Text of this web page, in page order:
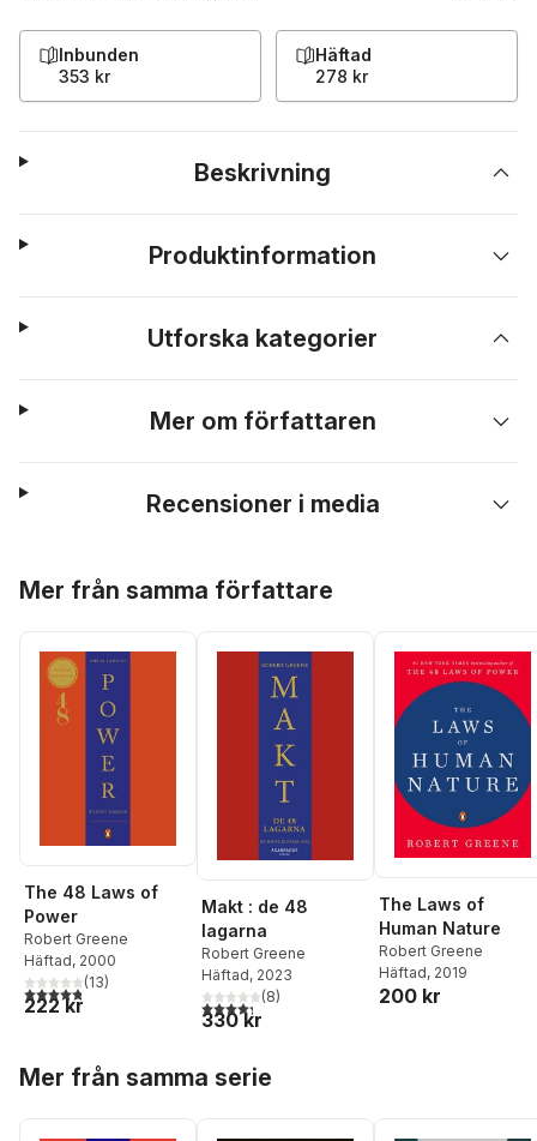
Inbunden
353 kr
Häftad
278 kr
Beskrivning
Produktinformation
Utforska kategorier
Mer om författaren
Recensioner i media
Mer från samma författare
The 48 Laws of
Power
Robert Greene
Häftad, 2000
4,8utav 5 stjärnor. Totalt antal röster:
(13)
222 kr
Makt : de 48
lagarna
Robert Greene
Häftad, 2023
4,3utav 5 stjärnor. Totalt antal röster:
(8)
330 kr
The Laws of
Human Nature
Robert Greene
Häftad, 2019
200 kr
Mer från samma serie